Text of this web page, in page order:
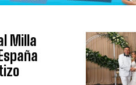
Milla